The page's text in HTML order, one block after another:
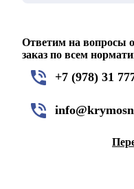
Ответим на вопросы
заказ по всем
+7 (978) 31